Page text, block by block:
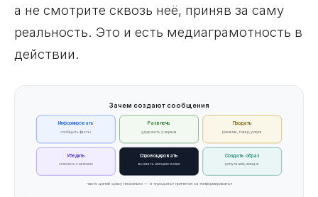
а не смотрите сквозь неё, приняв за саму
реальность. Это и есть медиаграмотность в
действии.
Зачем создают сообщения
Информировать
сообщить факты
Развлечь
удержать у экрана
Продать
реклама, товар, услуга
Убедить
склонить к мнению
Спровоцировать
вызвать эмоцию и клик
Создать образ
репутация, имидж
часто целей сразу несколько — и «продать» прячется за «информировать»